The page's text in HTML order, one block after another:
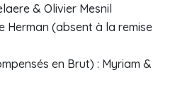
& Olivier Mesnil
Herman (absent à la remise
en Brut) : Myriam &